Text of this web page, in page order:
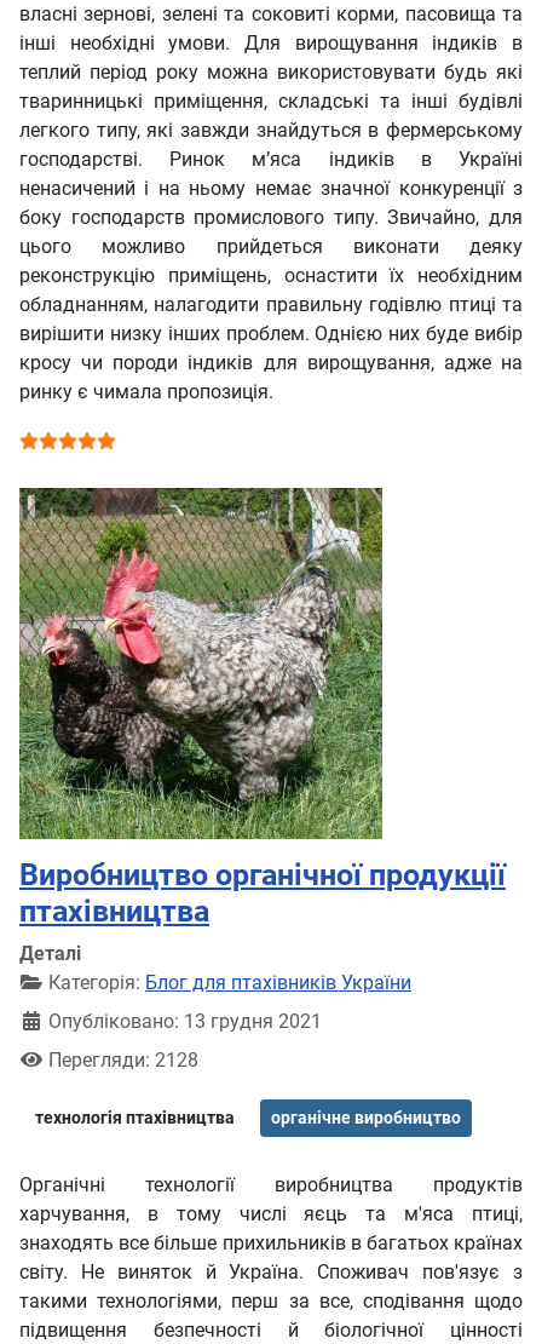
власні зернові, зелені та соковиті корми, пасовища та
інші необхідні умови. Для вирощування індиків в
теплий період року можна використовувати будь які
тваринницькі приміщення, складські та інші будівлі
легкого типу, які завжди знайдуться в фермерському
господарстві. Ринок м’яса індиків в Україні
ненасичений і на ньому немає значної конкуренції з
боку господарств промислового типу. Звичайно, для
цього можливо прийдеться виконати деяку
реконструкцію приміщень, оснастити їх необхідним
обладнанням, налагодити правильну годівлю птиці та
вирішити низку інших проблем. Однією них буде вибір
кросу чи породи індиків для вирощування, адже на
ринку є чимала пропозиція.
Рейтинг користувача:
Виробництво органічної продукції
птахівництва
Деталі
Категорія: Блог для птахівників України
Опубліковано: 13 грудня 2021
Перегляди: 2128
технологія птахівництва органічне виробництво
Органічні технології виробництва продуктів
харчування, в тому числі яєць та м'яса птиці,
знаходять все більше прихильників в багатьох країнах
світу. Не виняток й Україна. Споживач пов'язує з
такими технологіями, перш за все, сподівання щодо
підвищення безпечності й біологічної цінності